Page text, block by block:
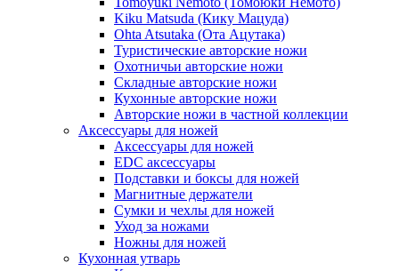
Kiku Matsuda (Кику Мацуда)
Ohta Atsutaka (Ота Ацутака)
Туристические авторские ножи
Охотничьи авторские ножи
Складные авторские ножи
Кухонные авторские ножи
Авторские ножи в частной коллекции
Аксессуары для ножей
Аксессуары для ножей
EDC аксессуары
Подставки и боксы для ножей
Магнитные держатели
Сумки и чехлы для ножей
Уход за ножами
Ножны для ножей
Кухонная утварь